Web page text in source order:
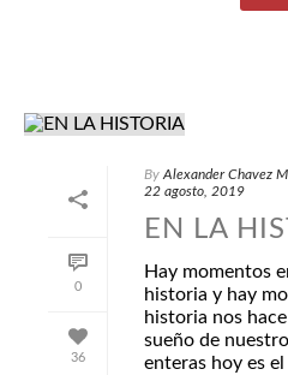
0
36
By Alexander Chavez
22 agosto, 2019
EN LA
Hay momentos
historia y hay
historia nos
sueño de
enteras hoy es